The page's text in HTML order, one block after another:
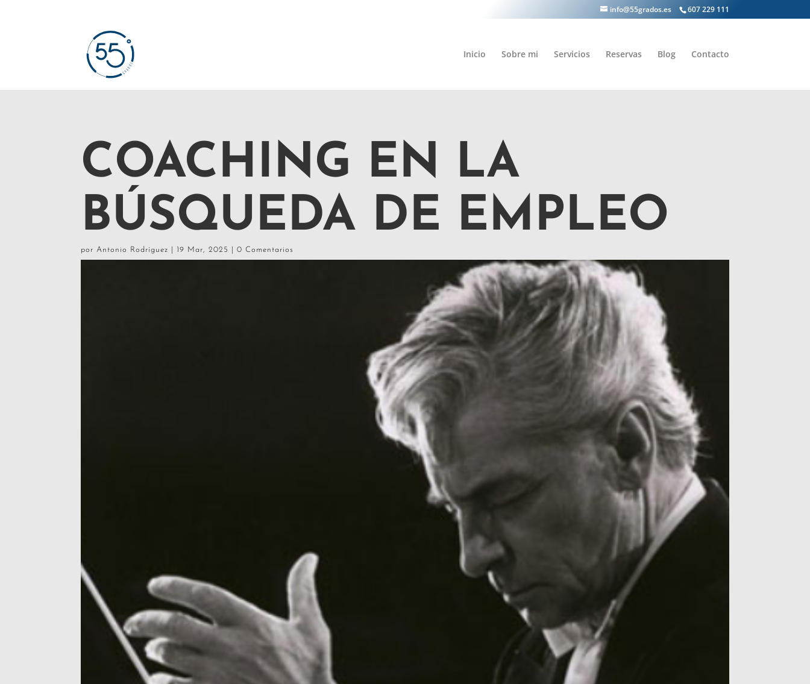
607 229 111
info@55grados.es
Inicio Sobre mi Servicios Reservas Blog Contacto
COACHING EN LA
BÚSQUEDA DE EMPLEO
porAntonio Rodríguez |19 Mar, 2025 |0 Comentarios